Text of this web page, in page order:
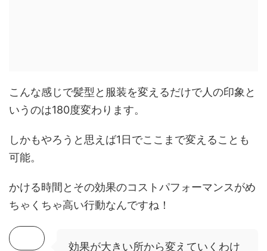
こんな感じで髪型と服装を変えるだけで人の印象と
いうのは180度変わります。
しかもやろうと思えば1日でここまで変えることも
可能。
かける時間とその効果のコストパフォーマンスがめ
ちゃくちゃ高い行動なんですね！
効果が大きい所から変えていくわけ